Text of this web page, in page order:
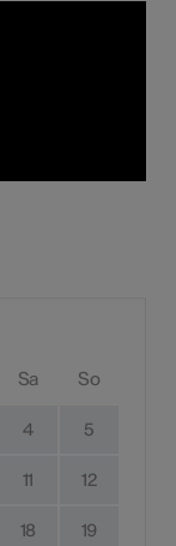
Sa So
4 5
11 12
18 19